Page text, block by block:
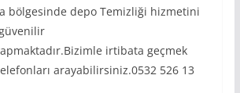
bölgesinde depo Temizliği hizmetini
irtibata geçmek
arayabilirsiniz.0532 526 13